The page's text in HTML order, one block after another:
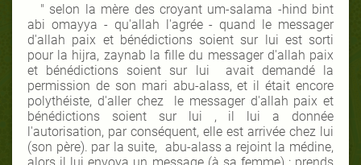
" selon la mère des croyant um-salama -hind bint
abi omayya - qu'allah l'agrée - quand le messager
d'allah paix et bénédictions soient sur lui est sorti
pour la hijra, zaynab la fille du messager d'allah paix
et bénédictions soient sur lui
avait demandé la
permission de son mari abu-alass, et il était encore
polythéiste, d'aller chez
le messager d'allah paix et
bénédictions soient sur lui , il lui a donnée
l'autorisation, par conséquent, elle est arrivée chez lui
(son père). par la suite, abu-alass a rejoint la médine,
alors il lui envoya un message (à sa femme) : prends